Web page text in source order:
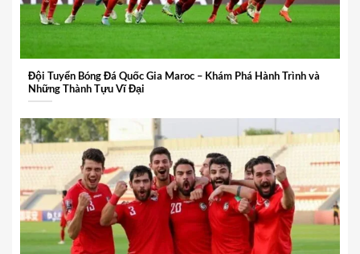
Đội Tuyển Bóng Đá Quốc Gia Maroc – Khám Phá Hành Trình và
Những Thành Tựu Vĩ Đại